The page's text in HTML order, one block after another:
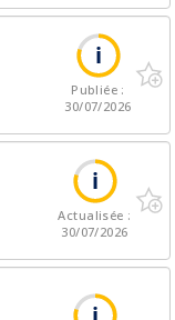
Publiée :
30/07/2026
Actualisée :
30/07/2026